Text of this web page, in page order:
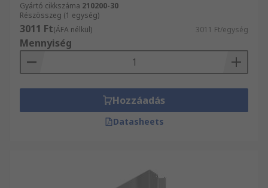
Gyártó cikkszáma 210200-30
Részösszeg (1 egység)
3011 Ft(ÁFA nélkül) 3011 Ft/egység
Mennyiség
Hozzáadás
Datasheets